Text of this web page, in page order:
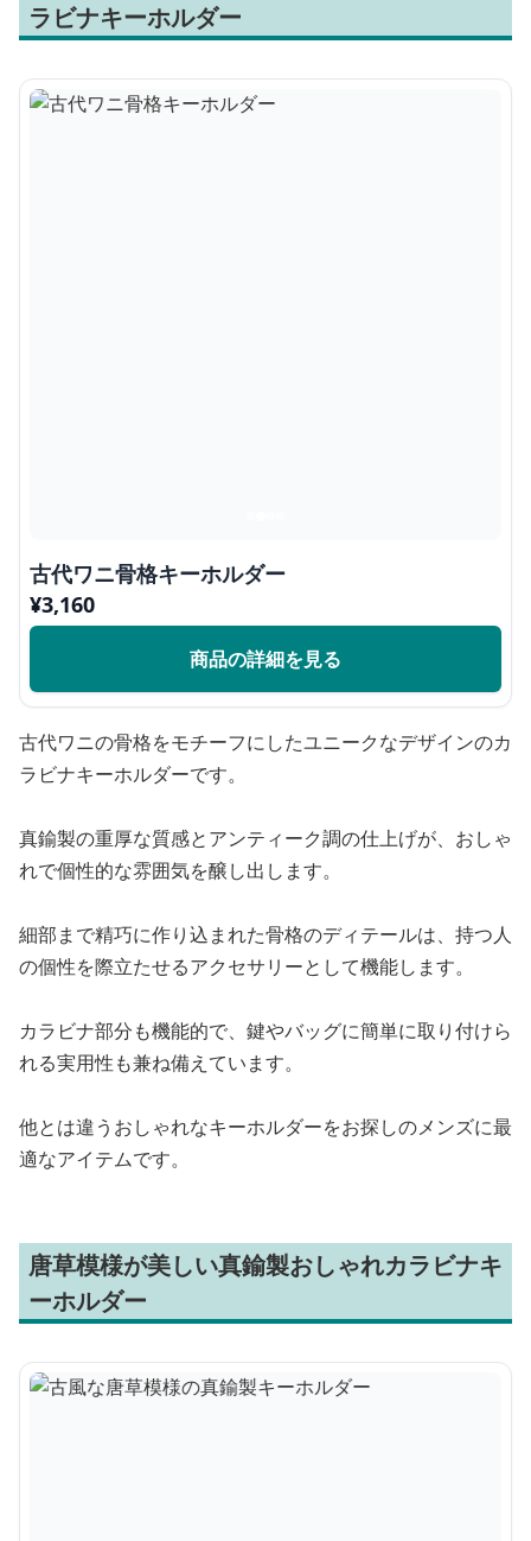
ラビナキーホルダー
古代ワニ骨格キーホルダー
¥3,160
商品の詳細を見る
古代ワニの骨格をモチーフにしたユニークなデザインのカ
ラビナキーホルダーです。
真鍮製の重厚な質感とアンティーク調の仕上げが、おしゃ
れで個性的な雰囲気を醸し出します。
細部まで精巧に作り込まれた骨格のディテールは、持つ人
の個性を際立たせるアクセサリーとして機能します。
カラビナ部分も機能的で、鍵やバッグに簡単に取り付けら
れる実用性も兼ね備えています。
他とは違うおしゃれなキーホルダーをお探しのメンズに最
適なアイテムです。
唐草模様が美しい真鍮製おしゃれカラビナキ
ーホルダー